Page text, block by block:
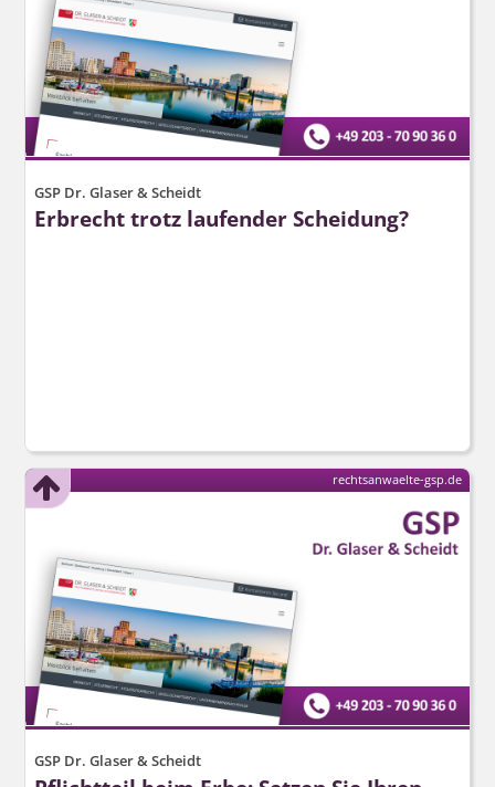
GSP Dr. Glaser & Scheidt
Erbrecht trotz laufender Scheidung?
GSP Dr. Glaser & Scheidt
rechtsanwaelte-gsp.de